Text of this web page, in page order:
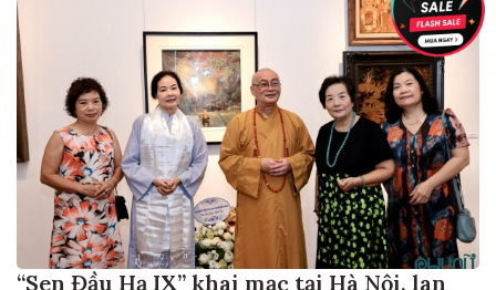
“Sen Đầu Hạ IX” khai mạc tại Hà Nội, lan